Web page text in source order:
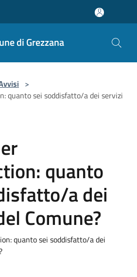
di Grezzana
>
quanto sei soddisfatto/a dei servizi
quanto
a dei
Comune?
quanto sei soddisfatto/a dei